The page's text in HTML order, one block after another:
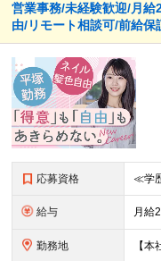
営業事務/未経験歓迎/月
由/リモート相談可/前給保
応募資格
給与
勤務地